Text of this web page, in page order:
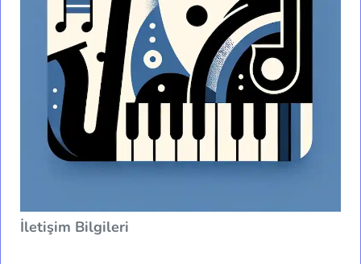
İletişim Bilgileri